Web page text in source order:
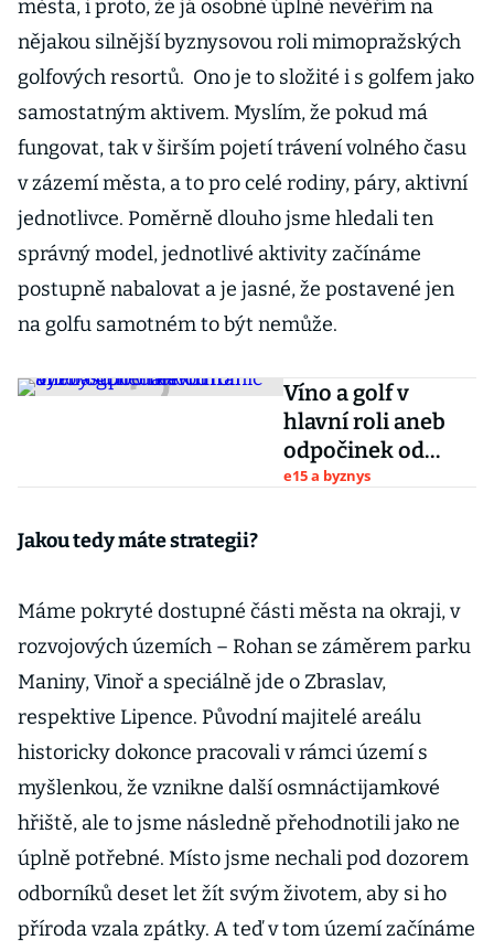
města, i proto, že já osobně úplně nevěřím na
nějakou silnější byznysovou roli mimopražských
golfových resortů. Ono je to složité i s golfem jako
samostatným aktivem. Myslím, že pokud má
fungovat, tak v širším pojetí trávení volného času
v zázemí města, a to pro celé rodiny, páry, aktivní
jednotlivce. Poměrně dlouho jsme hledali ten
správný model, jednotlivé aktivity začínáme
postupně nabalovat a je jasné, že postavené jen
na golfu samotném to být nemůže.
Víno a golf v
hlavní roli aneb
odpočinek od
byznysu nedaleko
e15 a byznys
Jakou tedy máte strategii?
Máme pokryté dostupné části města na okraji, v
rozvojových územích – Rohan se záměrem parku
Maniny, Vinoř a speciálně jde o Zbraslav,
respektive Lipence. Původní majitelé areálu
historicky dokonce pracovali v rámci území s
myšlenkou, že vznikne další osmnáctijamkové
hřiště, ale to jsme následně přehodnotili jako ne
úplně potřebné. Místo jsme nechali pod dozorem
odborníků deset let žít svým životem, aby si ho
příroda vzala zpátky. A teď v tom území začínáme